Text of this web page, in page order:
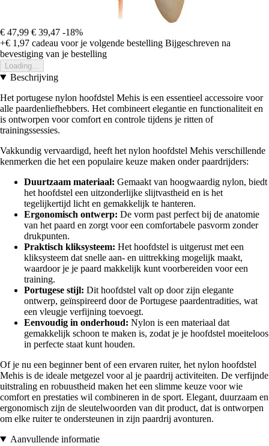
€ 47,99 € 39,47 -18%
+€ 1,97 cadeau voor je volgende bestelling Bijgeschreven na
bevestiging van je bestelling
Loading...
Beschrijving
Het portugese nylon hoofdstel Mehis is een essentieel accessoire voor
alle paardenliefhebbers. Het combineert elegantie en functionaliteit en
is ontworpen voor comfort en controle tijdens je ritten of
trainingssessies.
Vakkundig vervaardigd, heeft het nylon hoofdstel Mehis verschillende
kenmerken die het een populaire keuze maken onder paardrijders:
Duurtzaam materiaal: Gemaakt van hoogwaardig nylon, biedt
het hoofdstel een uitzonderlijke slijtvastheid en is het
tegelijkertijd licht en gemakkelijk te hanteren.
Ergonomisch ontwerp: De vorm past perfect bij de anatomie
van het paard en zorgt voor een comfortabele pasvorm zonder
drukpunten.
Praktisch kliksysteem: Het hoofdstel is uitgerust met een
kliksysteem dat snelle aan- en uittrekking mogelijk maakt,
waardoor je je paard makkelijk kunt voorbereiden voor een
training.
Portugese stijl: Dit hoofdstel valt op door zijn elegante
ontwerp, geïnspireerd door de Portugese paardentradities, wat
een vleugje verfijning toevoegt.
Eenvoudig in onderhoud: Nylon is een materiaal dat
gemakkelijk schoon te maken is, zodat je je hoofdstel moeiteloos
in perfecte staat kunt houden.
Of je nu een beginner bent of een ervaren ruiter, het nylon hoofdstel
Mehis is de ideale metgezel voor al je paardrij activiteiten. De verfijnde
uitstraling en robuustheid maken het een slimme keuze voor wie
comfort en prestaties wil combineren in de sport. Elegant, duurzaam en
ergonomisch zijn de sleutelwoorden van dit product, dat is ontworpen
om elke ruiter te ondersteunen in zijn paardrij avonturen.
Aanvullende informatie